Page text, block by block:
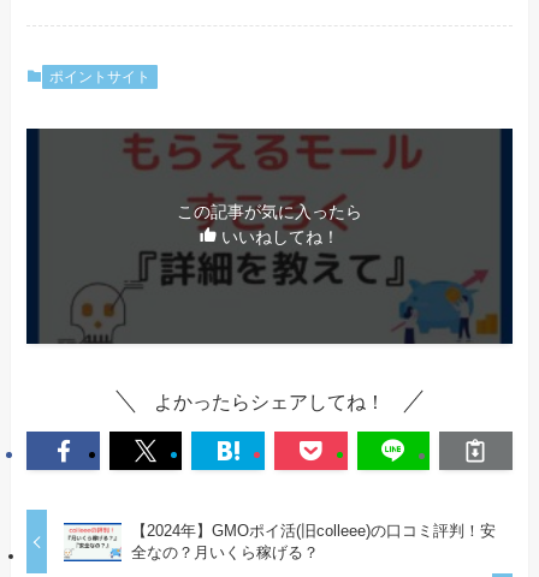
ポイントサイト
この記事が気に入ったら
いいねしてね！
よかったらシェアしてね！
【2024年】GMOポイ活(旧colleee)の口コミ評判！安
全なの？月いくら稼げる？